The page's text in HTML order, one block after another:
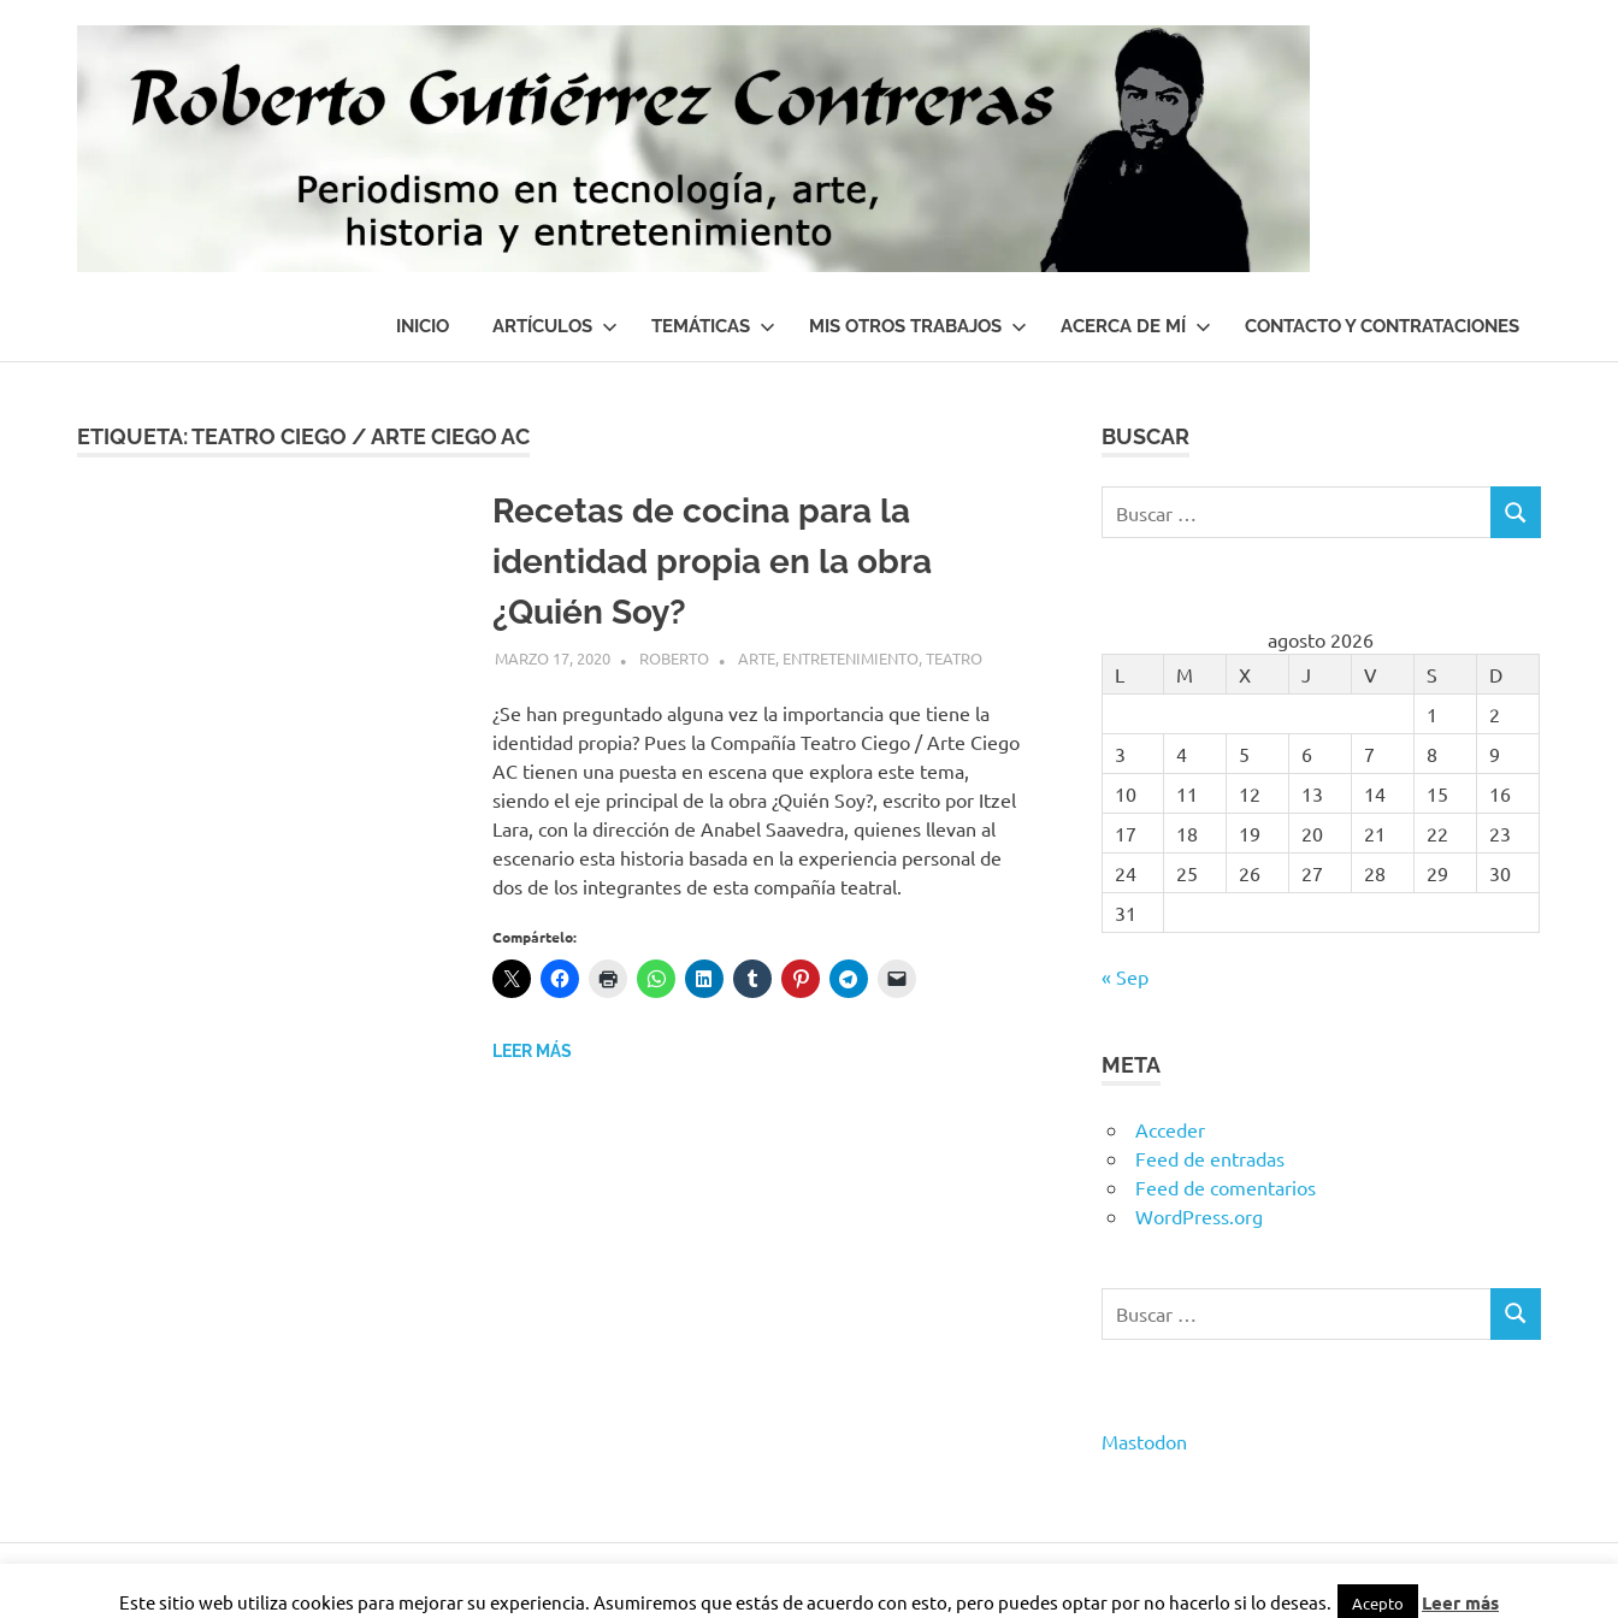
contenido
historia
INICIO ARTÍCULOS TEMÁTICAS MIS OTROS TRABAJOS ACERCA DE MÍ CONTACTO Y CONTRATACIONES
ETIQUETA:TEATRO CIEGO / ARTE CIEGO AC
Recetas de cocina para la
identidad propia en la obra
¿Quién Soy?
MARZO 17, 2020 ROBERTO ARTE, ENTRETENIMIENTO,TEATRO
¿Se han preguntado alguna vez la importancia que tiene la
identidad propia? Pues la Compañía Teatro Ciego / Arte Ciego
AC tienen una puesta en escena que explora este tema,
siendo el eje principal de la obra ¿Quién Soy?, escrito por Itzel
Lara, con la dirección de Anabel Saavedra, quienes llevan al
escenario esta historia basada en la experiencia personal de
dos de los integrantes de esta compañía teatral.
Compártelo:
LEER MÁS
BUSCAR
BUSCAR
agosto 2026
L
M X J V S
D
1
2
3
4 5 6 7 8
9
10
11 12 13 14 15
16
17
18 19 20 21 22
23
24
25 26 27 28 29
30
31
« Sep
META
Acceder
Feed de entradas
Feed de comentarios
WordPress.org
BUSCAR
Mastodon
Este sitio web utiliza cookies para mejorar su experiencia. Asumiremos que estás de acuerdo con esto, pero puedes optar por no hacerlo si lo deseas. Acepto Leer más